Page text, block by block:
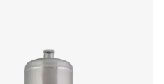
Lijnfilters